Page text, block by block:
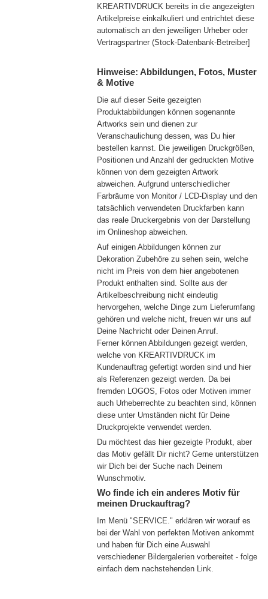
KREARTIVDRUCK bereits in die angezeigten
Artikelpreise einkalkuliert und entrichtet diese
automatisch an den jeweiligen Urheber oder
Vertragspartner (Stock-Datenbank-Betreiber]
Hinweise: Abbildungen, Fotos, Muster
& Motive
Die auf dieser Seite gezeigten
Produktabbildungen können sogenannte
Artworks sein und dienen zur
Veranschaulichung dessen, was Du hier
bestellen kannst. Die jeweiligen Druckgrößen,
Positionen und Anzahl der gedruckten Motive
können von dem gezeigten Artwork
abweichen. Aufgrund unterschiedlicher
Farbräume von Monitor / LCD-Display und den
tatsächlich verwendeten Druckfarben kann
das reale Druckergebnis von der Darstellung
im Onlineshop abweichen.
Auf einigen Abbildungen können zur
Dekoration Zubehöre zu sehen sein, welche
nicht im Preis von dem hier angebotenen
Produkt enthalten sind. Sollte aus der
Artikelbeschreibung nicht eindeutig
hervorgehen, welche Dinge zum Lieferumfang
gehören und welche nicht, freuen wir uns auf
Deine Nachricht oder Deinen Anruf.
Ferner können Abbildungen gezeigt werden,
welche von KREARTIVDRUCK im
Kundenauftrag gefertigt worden sind und hier
als Referenzen gezeigt werden. Da bei
fremden LOGOS, Fotos oder Motiven immer
auch Urheberrechte zu beachten sind, können
diese unter Umständen nicht für Deine
Druckprojekte verwendet werden.
Du möchtest das hier gezeigte Produkt, aber
das Motiv gefällt Dir nicht? Gerne unterstützen
wir Dich bei der Suche nach Deinem
Wunschmotiv.
Wo finde ich ein anderes Motiv für
meinen Druckauftrag?
Im Menü "SERVICE." erklären wir worauf es
bei der Wahl von perfekten Motiven ankommt
und haben für Dich eine Auswahl
verschiedener Bildergalerien vorbereitet - folge
einfach dem nachstehenden Link.